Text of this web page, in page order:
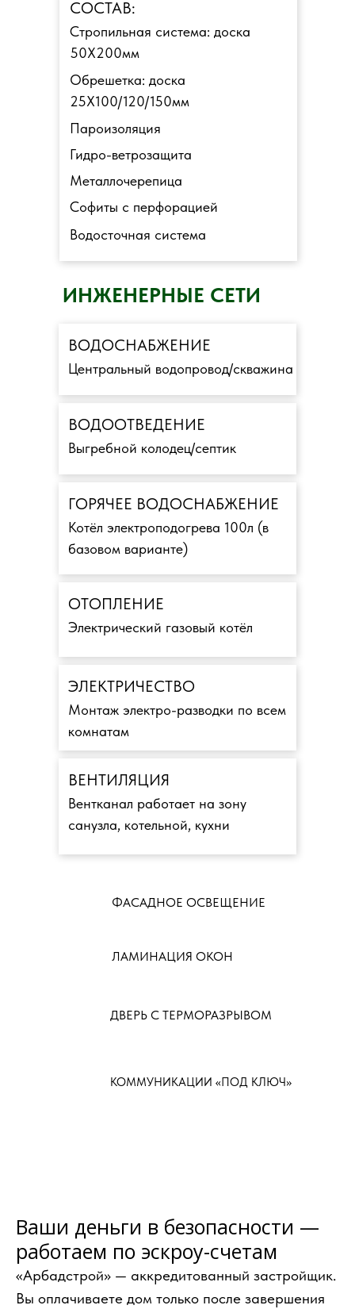
СОСТАВ:
Стропильная система: доска
50Х200мм
Обрешетка: доска
25Х100/120/150мм
Пароизоляция
Гидро-ветрозащита
Металлочерепица
Софиты с перфорацией
Водосточная система
Выгребной колодец/септик
ВОДООТВЕДЕНИЕ
ГОРЯЧЕЕ ВОДОСНАБЖЕНИЕ
Котёл электроподогрева 100л (в
базовом варианте)
Электрический газовый котёл
ОТОПЛЕНИЕ
ЭЛЕКТРИЧЕСТВО
Монтаж электро-разводки по всем
комнатам
Вентканал работает на зону
санузла, котельной, кухни
ВЕНТИЛЯЦИЯ
ВОДОСНАБЖЕНИЕ
Центральный водопровод/скважина
ИНЖЕНЕРНЫЕ СЕТИ
КОММУНИКАЦИИ «ПОД КЛЮЧ»
ДВЕРЬ С ТЕРМОРАЗРЫВОМ
ЛАМИНАЦИЯ ОКОН
ФАСАДНОЕ ОСВЕЩЕНИЕ
Ваши деньги в безопасности —
работаем по эскроу-счетам
«Арбадстрой» — аккредитованный застройщик.
Вы оплачиваете дом только после завершения